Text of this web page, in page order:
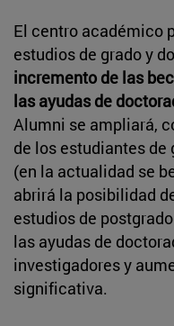
El centro académico
estudios de grado y
incremento de las
las ayudas de
Alumni se ampliará,
de los estudiantes de
(en la actualidad se
abrirá la posibilidad
estudios de
las ayudas de
investigadores y
significativa.